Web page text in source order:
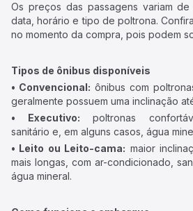
Os preços das passagens variam
data, horário e tipo de poltrona.
no momento da compra, pois podem
Tipos de ônibus disponíveis
• Convencional: ônibus com
geralmente possuem uma inclinação
• Executivo: poltronas
sanitário e, em alguns casos, água
• Leito ou Leito-cama: maior
mais longas, com ar-condicionado,
água mineral.